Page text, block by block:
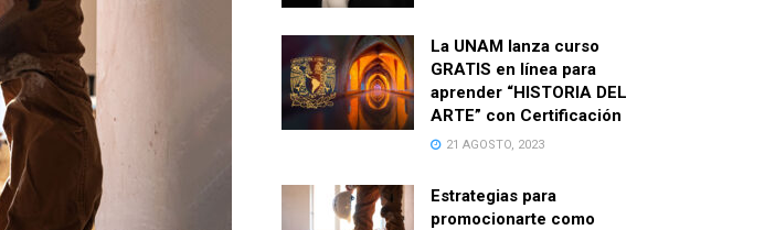
La UNAM lanza curso
GRATIS en línea para
aprender “HISTORIA DEL
ARTE” con Certificación
21 AGOSTO, 2023
Estrategias para
promocionarte como